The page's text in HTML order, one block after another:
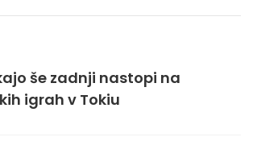
še zadnji nastopi na
igrah v Tokiu